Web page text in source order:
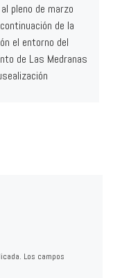
pleno de marzo
de la
el entorno del
de Las Medranas
Los campos